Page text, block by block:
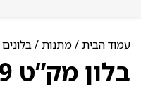
עמוד הבית /מתנות /בלונים
בלון מק”ט 079